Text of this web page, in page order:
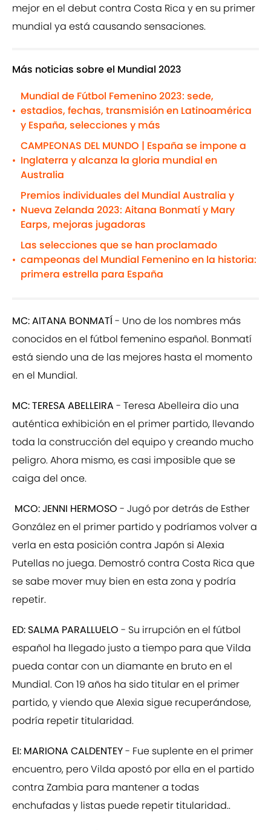
mejor en el debut contra Costa Rica y en su primer
mundial ya está causando sensaciones.
Más noticias sobre el Mundial 2023
•
Mundial de Fútbol Femenino 2023: sede,
estadios, fechas, transmisión en Latinoamérica
y España, selecciones y más
•
CAMPEONAS DEL MUNDO | España se impone a
Inglaterra y alcanza la gloria mundial en
Australia
•
Premios individuales del Mundial Australia y
Nueva Zelanda 2023: Aitana Bonmatí y Mary
Earps, mejoras jugadoras
•
Las selecciones que se han proclamado
campeonas del Mundial Femenino en la historia:
primera estrella para España
MC: AITANA BONMATÍ- Uno de los nombres más
conocidos en el fútbol femenino español. Bonmatí
está siendo una de las mejores hasta el momento
en el Mundial.
MC: TERESA ABELLEIRA - Teresa Abelleira dio una
auténtica exhibición en el primer partido, llevando
toda la construcción del equipo y creando mucho
peligro. Ahora mismo, es casi imposible que se
caiga del once.
MCO: JENNI HERMOSO - Jugó por detrás de Esther
González en el primer partido y podríamos volver a
verla en esta posición contra Japón si Alexia
Putellas no juega. Demostró contra Costa Rica que
se sabe mover muy bien en esta zona y podría
repetir.
ED: SALMA PARALLUELO - Su irrupción en el fútbol
español ha llegado justo a tiempo para que Vilda
pueda contar con un diamante en bruto en el
Mundial. Con 19 años ha sido titular en el primer
partido, y viendo que Alexia sigue recuperándose,
podría repetir titularidad.
EI: MARIONA CALDENTEY- Fue suplente en el primer
encuentro, pero Vilda apostó por ella en el partido
contra Zambia para mantener a todas
enchufadas y listas puede repetir titularidad..